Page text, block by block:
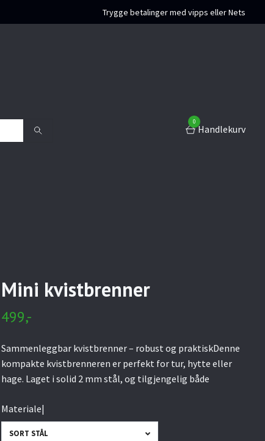
Trygge betalinger med vipps eller Nets
0
Handlekurv
Mini kvistbrenner
499,-
Sammenleggbar kvistbrenner – robust og praktiskDenne
kompakte kvistbrenneren er perfekt for tur, hytte eller
hage. Laget i solid 2 mm stål, og tilgjengelig både
Materiale|
SORT STÅL